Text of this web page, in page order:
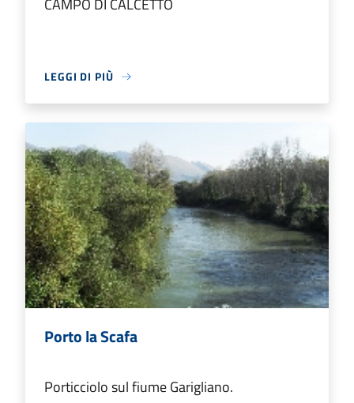
CAMPO DI CALCETTO
LEGGI DI PIÙ
Porto la Scafa
Porticciolo sul fiume Garigliano.